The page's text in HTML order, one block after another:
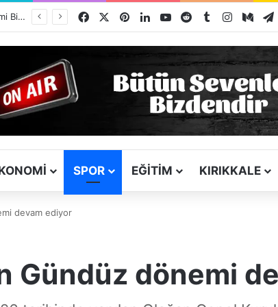
Kız Kardeşini Öldüren Firari Mandırada Yakalandı Facebook PinterestLinkedInYouTubeRedditTumblrInstagram
SPOR EĞITIM KIRIKKALE
devam ediyor
Gündüz dönemi